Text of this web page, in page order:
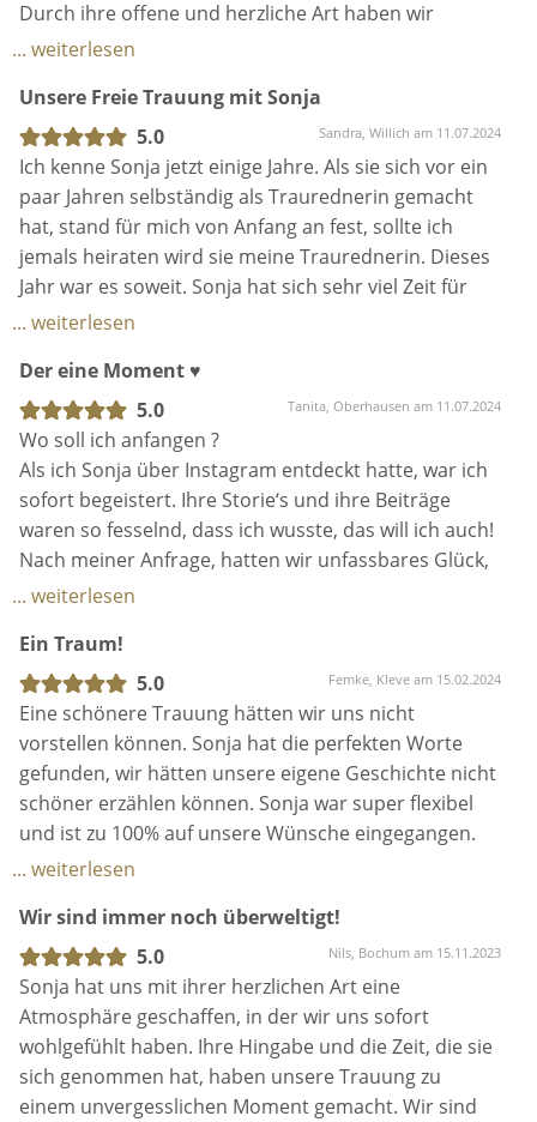
Alles Liebe,
haben 🤍.
Durch ihre offene und herzliche Art haben wir
schnell das Gefühl von vertrauen und Freundschaft
Lauf lassen.
Unsere Gäste waren auch voll und ganz begeistert.
Wir können Sonja vom ganzen Herzen
weiterempfehlen und hoffen das noch viele
Brautpaare diese magischen Momente miterleben
werden.
... weiterlesen
Unsere Freie Trauung mit Sonja
5.0
Sandra, Willich am 11.07.2024
Ich kenne Sonja jetzt einige Jahre. Als sie sich vor ein
paar Jahren selbständig als Traurednerin gemacht
hat, stand für mich von Anfang an fest, sollte ich
jemals heiraten wird sie meine Traurednerin. Dieses
Jahr war es soweit. Sonja hat sich sehr viel Zeit für
uns genommen hat uns mit Rat und Tat zur Seite
wunderbar. Am 29.06.24 war es dann endlich soweit.
Sonja hat unsere Herzen berührt und das unserer
Gäste. Für uns war es der schönste Tag in unserem
Leben. Danke das du ihn dazu gemacht hast liebe
Sonja.
Sandra & Sven
... weiterlesen
Der eine Moment ♥️
5.0
Tanita, Oberhausen am 11.07.2024
Wo soll ich anfangen ?
Als ich Sonja über Instagram entdeckt hatte, war ich
sofort begeistert. Ihre Storie‘s und ihre Beiträge
waren so fesselnd, dass ich wusste, das will ich auch!
Nach meiner Anfrage, hatten wir unfassbares Glück,
dass unser Termin in Sonja‘s Kalender noch frei war!
hätte nie gedacht, dass ich einer wild fremden
Person, für so eine wichtige Sache, auf anhieb so
vertrauen könnte. Sonja gibt einem das Gefühl als
würde man sich schon Jahre lang kennen. Ihre Art ist
so herzlich und unfassbar beruhigend.
Sonja sprach immer von ‚dem einen Moment‘, und
genau diesen haben wir bekommen! ♥️
Ich hätte mir diesen Tag nicht besser erträumen
unserer Geschichte, in die Traurede eingebracht und
selbst mein noch so starker Mann, musste ein, wenn
nicht sogar mehrere Tränchen vergießen.
Sonja du hast dich für den richtigen Weg
entschieden und deine Berufung gefunden!
Wir danken dir von Herzen für ‚unseren einen
Moment‘ ! Es war perfekt ! ♥️
... weiterlesen
Ein Traum!
5.0
Femke, Kleve am 15.02.2024
Eine schönere Trauung hätten wir uns nicht
vorstellen können. Sonja hat die perfekten Worte
gefunden, wir hätten unsere eigene Geschichte nicht
schöner erzählen können. Sonja war super flexibel
und ist zu 100% auf unsere Wünsche eingegangen.
Danke!
... weiterlesen
Wir sind immer noch überweltigt!
5.0
Nils, Bochum am 15.11.2023
Sonja hat uns mit ihrer herzlichen Art eine
Atmosphäre geschaffen, in der wir uns sofort
wohlgefühlt haben. Ihre Hingabe und die Zeit, die sie
sich genommen hat, haben unsere Trauung zu
einem unvergesslichen Moment gemacht. Wir sind